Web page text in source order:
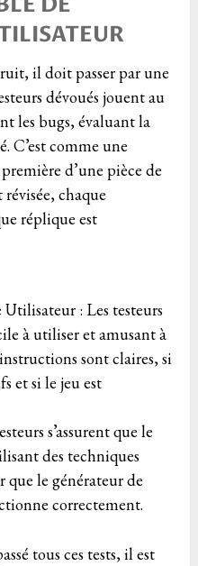
il doit passer par une
dévoués jouent au
les bugs, évaluant la
C’est comme une
d’une pièce de
chaque
réplique est
Utilisateur : Les testeurs
à utiliser et amusant à
sont claires, si
et si le jeu est
s’assurent que le
des techniques
que le générateur de
correctement.
tous ces tests, il est